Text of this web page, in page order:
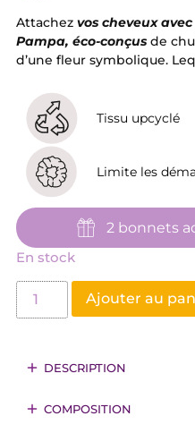
Attachez vos cheveux
Pampa, éco-conçus de
d’une fleur symbolique.
Tissu upcyclé
Limite les
2 bonnets
En stock
Ajouter au
DESCRIPTION
COMPOSITION